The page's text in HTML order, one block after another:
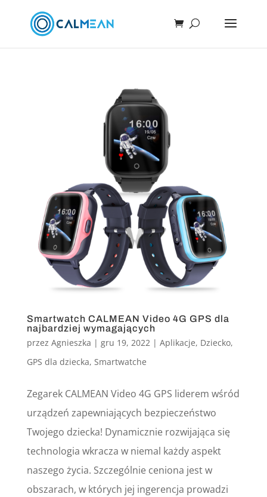
Smartwatch CALMEAN Video 4G GPS dla
najbardziej wymagających
przez Agnieszka | gru 19, 2022| Aplikacje, Dziecko,
GPS dla dziecka, Smartwatche
Zegarek CALMEAN Video 4G GPS liderem wśród
urządzeń zapewniających bezpieczeństwo
Twojego dziecka! Dynamicznie rozwijająca się
technologia wkracza w niemal każdy aspekt
naszego życia. Szczególnie ceniona jest w
obszarach, w których jej ingerencja prowadzi